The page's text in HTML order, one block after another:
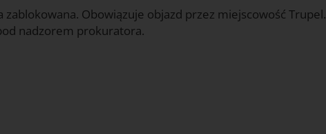
zablokowana. Obowiązuje objazd przez miejscowość Trupel.
nadzorem prokuratora.